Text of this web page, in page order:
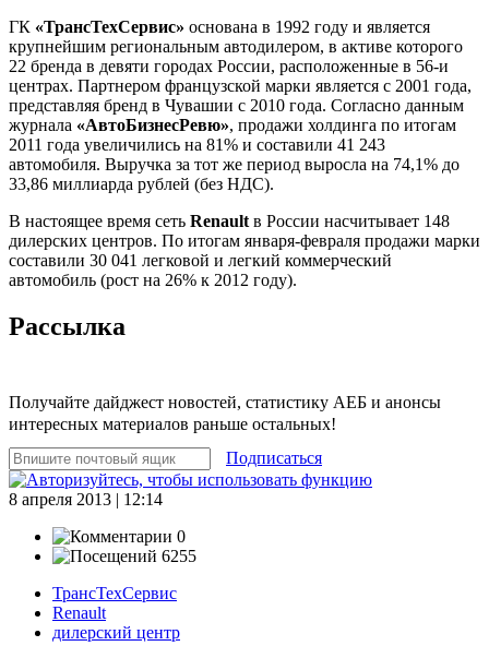
ГК «ТрансТехСервис» основана в 1992 году и является
крупнейшим региональным автодилером, в активе которого
22 бренда в девяти городах России, расположенные в 56-и
центрах. Партнером французской марки является с 2001 года,
представляя бренд в Чувашии с 2010 года. Согласно данным
журнала «АвтоБизнесРевю», продажи холдинга по итогам
2011 года увеличились на 81% и составили 41 243
автомобиля. Выручка за тот же период выросла на 74,1% до
33,86 миллиарда рублей (без НДС).
В настоящее время сеть Renault в России насчитывает 148
дилерских центров. По итогам января-февраля продажи марки
составили 30 041 легковой и легкий коммерческий
автомобиль (рост на 26% к 2012 году).
Рассылка
Получайте дайджест новостей, статистику АЕБ и анонсы
интересных материалов раньше остальных!
Подписаться
8 апреля 2013 | 12:14
0
6255
ТрансТехСервис
Renault
дилерский центр